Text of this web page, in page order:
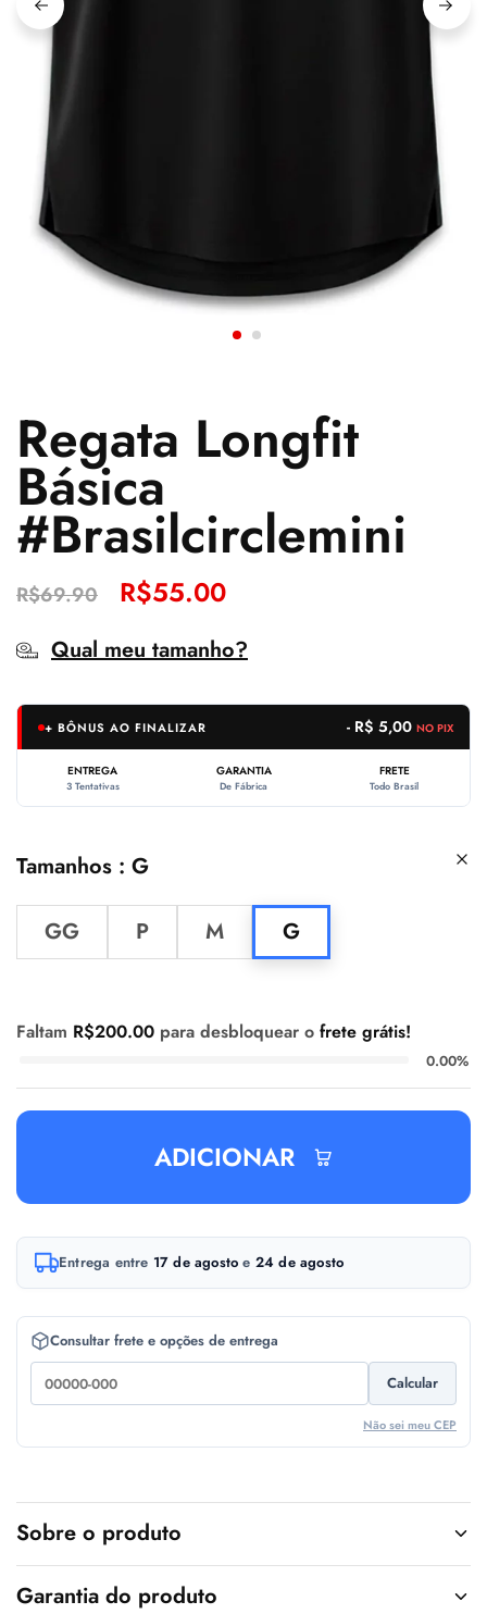
Regata Longfit
Básica
#Brasilcirclemini
R$69.90 R$55.00
Qual meu tamanho?
+ BÔNUS AO FINALIZAR - R$ 5,00 NO PIX
ENTREGA
3 Tentativas
GARANTIA
De Fábrica
FRETE
Todo Brasil
Tamanhos G
GG P M G
Faltam R$200.00 para desbloquear o frete grátis!
0.00%
ADICIONAR
A
i
v
e
:
Entrega entre 17 de agosto e 24 de agosto
Consultar frete e opções de entrega
Calcular
Não sei meu CEP
Sobre o produto
Garantia do produto